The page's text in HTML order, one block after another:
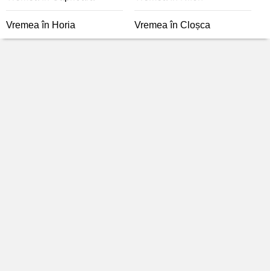
Vremea în Horia Vremea în Cloșca